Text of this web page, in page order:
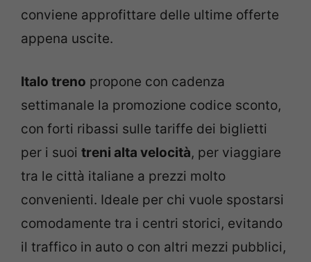
conviene approfittare delle ultime offerte
appena uscite.
Italo treno propone con cadenza
settimanale la promozione codice sconto,
con forti ribassi sulle tariffe dei biglietti
per i suoi treni alta velocità, per viaggiare
tra le città italiane a prezzi molto
convenienti. Ideale per chi vuole spostarsi
comodamente tra i centri storici, evitando
il traffico in auto o con altri mezzi pubblici,